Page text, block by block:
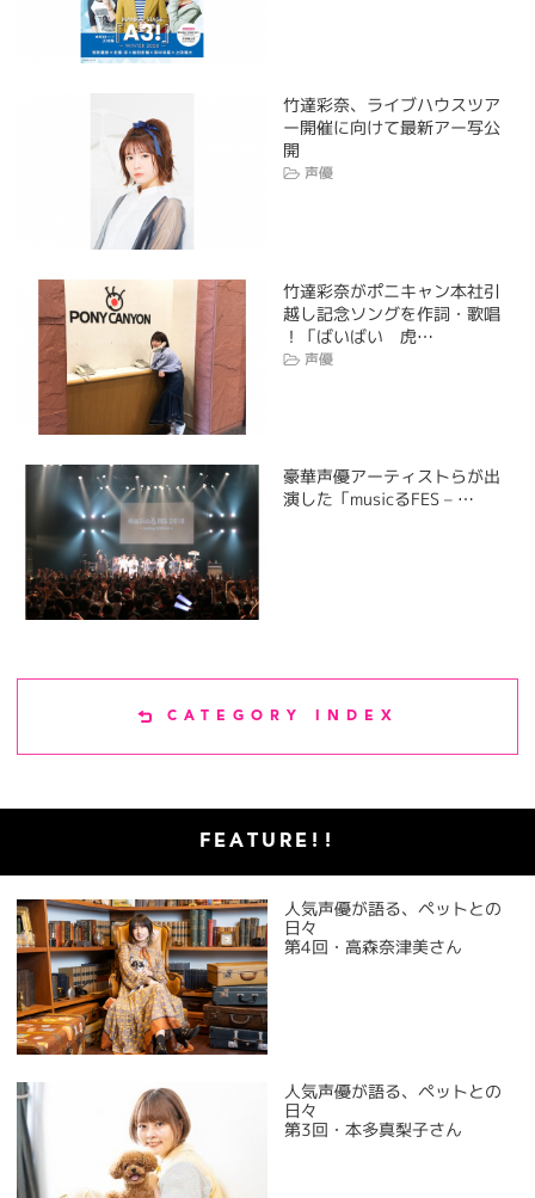
竹達彩奈、ライブハウスツア
ー開催に向けて最新アー写公
開
声優
竹達彩奈がポニキャン本社引
越し記念ソングを作詞・歌唱
！「ばいばい 虎…
声優
豪華声優アーティストらが出
演した「musicるFES – …
CATEGORY INDEX
FEATURE!!
人気声優が語る、ペットとの
日々
第4回・高森奈津美さん
人気声優が語る、ペットとの
日々
第3回・本多真梨子さん